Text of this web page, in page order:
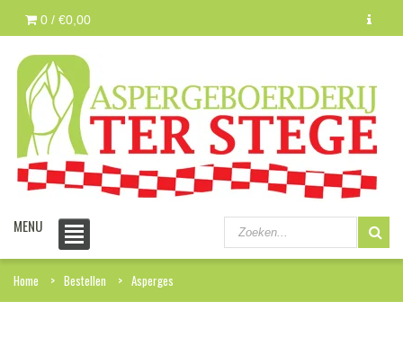
0 / €0,00
MENU
Home Bestellen Asperges